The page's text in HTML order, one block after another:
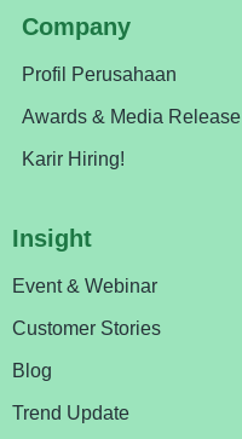
Company
Profil Perusahaan
Awards & Media Release
Karir Hiring!
Insight
Event & Webinar
Customer Stories
Blog
Trend Update